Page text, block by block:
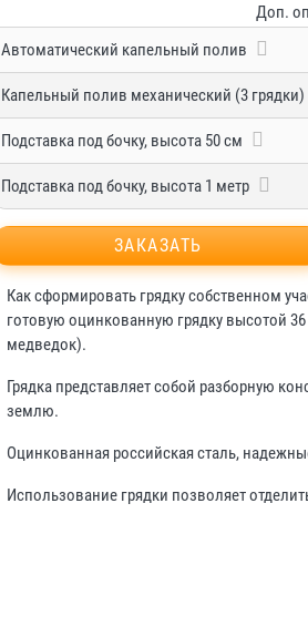
Доп.
Автоматический капельный полив
Капельный полив механический (3 грядки)
Подставка под бочку, высота 50 см
Подставка под бочку, высота 1 метр
ЗАКАЗАТЬ
Как сформировать грядку собственном
готовую оцинкованную грядку высотой
медведок).
Грядка представляет собой разборную
землю.
Оцинкованная российская сталь,
Использование грядки позволяет